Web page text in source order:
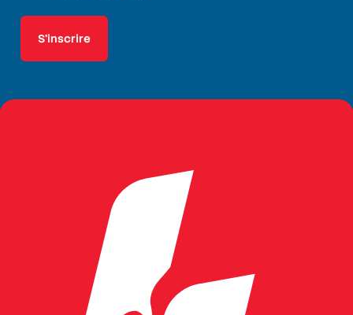
conditions
(Nécessaire)